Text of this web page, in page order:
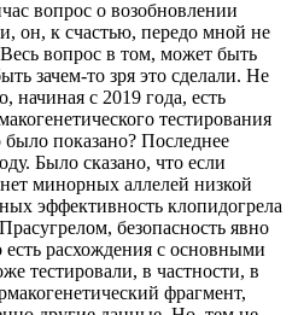
вопрос о возобновлении
он, к счастью, передо мной не
вопрос в том, может быть
зачем-то зря это сделали. Не
начиная с 2019 года, есть
тестирования
показано? Последнее
Было сказано, что если
минорных аллелей низкой
эффективность клопидогрела
безопасность явно
расхождения с основными
тестировали, в частности, в
фрагмент,